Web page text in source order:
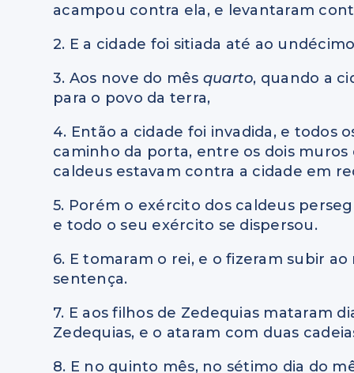
acampou contra ela, e levantaram
2. E a cidade foi sitiada até ao
3. Aos nove do mês quarto, quando a
para o povo da terra,
4. Então a cidade foi invadida, e todos
caminho da porta, entre os dois
caldeus estavam contra a cidade em
5. Porém o exército dos caldeus
e todo o seu exército se dispersou.
6. E tomaram o rei, e o fizeram subir
sentença.
7. E aos filhos de Zedequias mataram
Zedequias, e o ataram com duas
8. E no quinto mês, no sétimo dia do